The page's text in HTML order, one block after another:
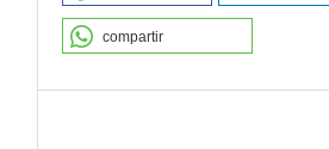
compartir